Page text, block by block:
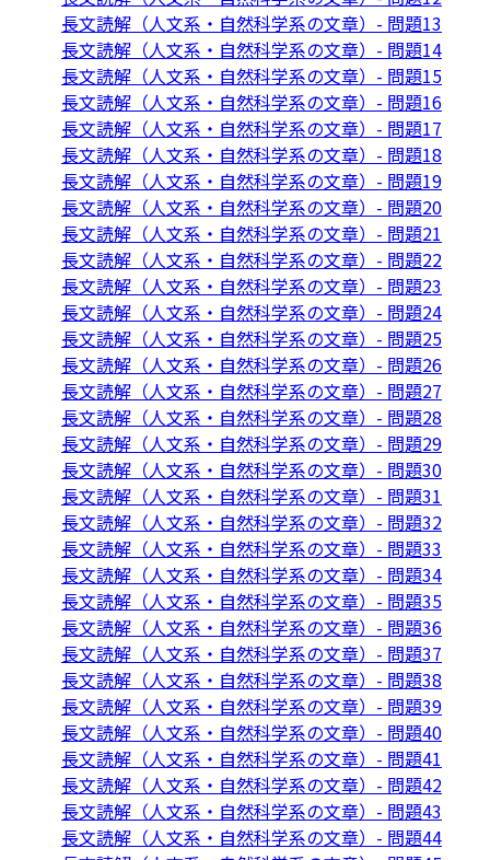
長文読解（人文系・自然科学系の文章）- 問題13
長文読解（人文系・自然科学系の文章）- 問題14
長文読解（人文系・自然科学系の文章）- 問題15
長文読解（人文系・自然科学系の文章）- 問題16
長文読解（人文系・自然科学系の文章）- 問題17
長文読解（人文系・自然科学系の文章）- 問題18
長文読解（人文系・自然科学系の文章）- 問題19
長文読解（人文系・自然科学系の文章）- 問題20
長文読解（人文系・自然科学系の文章）- 問題21
長文読解（人文系・自然科学系の文章）- 問題22
長文読解（人文系・自然科学系の文章）- 問題23
長文読解（人文系・自然科学系の文章）- 問題24
長文読解（人文系・自然科学系の文章）- 問題25
長文読解（人文系・自然科学系の文章）- 問題26
長文読解（人文系・自然科学系の文章）- 問題27
長文読解（人文系・自然科学系の文章）- 問題28
長文読解（人文系・自然科学系の文章）- 問題29
長文読解（人文系・自然科学系の文章）- 問題30
長文読解（人文系・自然科学系の文章）- 問題31
長文読解（人文系・自然科学系の文章）- 問題32
長文読解（人文系・自然科学系の文章）- 問題33
長文読解（人文系・自然科学系の文章）- 問題34
長文読解（人文系・自然科学系の文章）- 問題35
長文読解（人文系・自然科学系の文章）- 問題36
長文読解（人文系・自然科学系の文章）- 問題37
長文読解（人文系・自然科学系の文章）- 問題38
長文読解（人文系・自然科学系の文章）- 問題39
長文読解（人文系・自然科学系の文章）- 問題40
長文読解（人文系・自然科学系の文章）- 問題41
長文読解（人文系・自然科学系の文章）- 問題42
長文読解（人文系・自然科学系の文章）- 問題43
長文読解（人文系・自然科学系の文章）- 問題44